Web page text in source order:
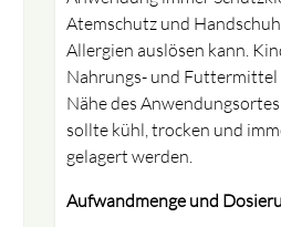
Atemschutz und
Allergien auslösen kann.
Nahrungs- und
Nähe des
sollte kühl, trocken und
gelagert werden.
Aufwandmenge und